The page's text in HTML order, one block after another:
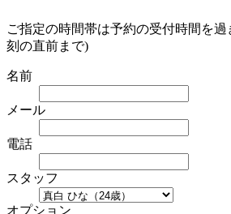
ご指定の時間帯は予約の受付時間を
刻の直前まで)
名前
メール
電話
スタッフ
オプション